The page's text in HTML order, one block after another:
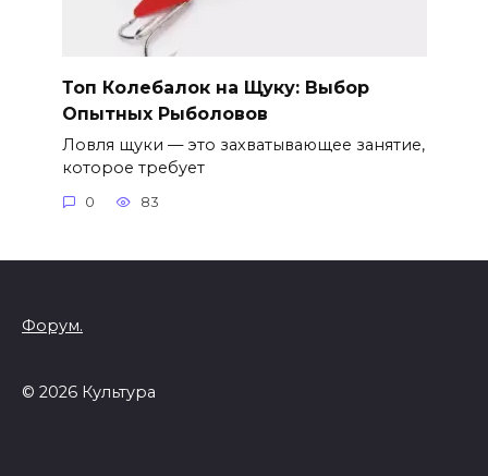
Топ Колебалок на Щуку: Выбор
Опытных Рыболовов
Ловля щуки — это захватывающее занятие,
которое требует
0 83
Форум.
© 2026 Культура